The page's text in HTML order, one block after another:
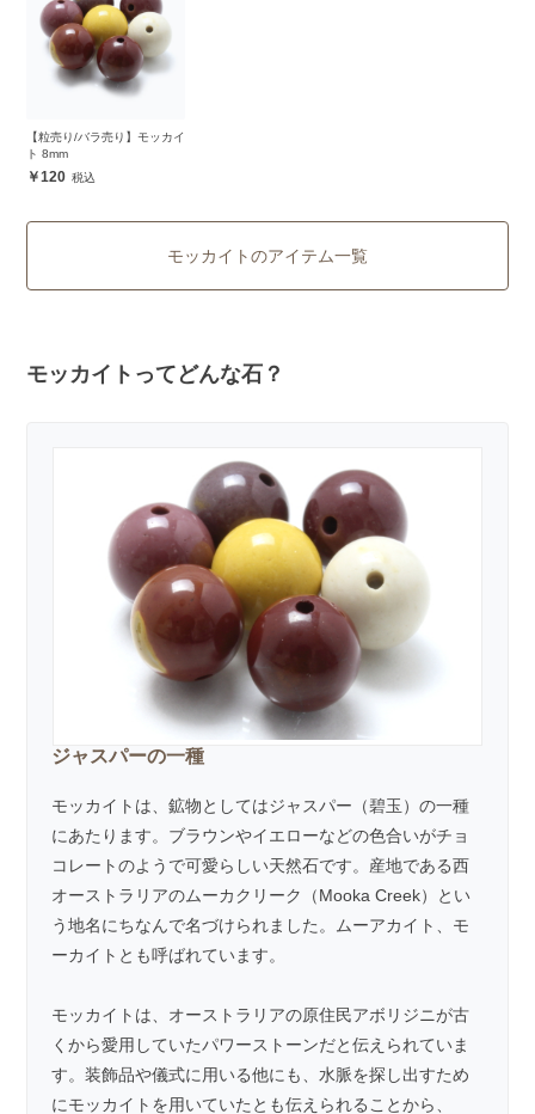
【粒売り/バラ売り】モッカイ
ト 8mm
120
モッカイトのアイテム一覧
モッカイトってどんな石？
ジャスパーの一種
モッカイトは、鉱物としてはジャスパー（碧玉）の一種
にあたります。ブラウンやイエローなどの色合いがチョ
コレートのようで可愛らしい天然石です。産地である西
オーストラリアのムーカクリーク（Mooka Creek）とい
う地名にちなんで名づけられました。ムーアカイト、モ
ーカイトとも呼ばれています。
モッカイトは、オーストラリアの原住民アボリジニが古
くから愛用していたパワーストーンだと伝えられていま
す。装飾品や儀式に用いる他にも、水脈を探し出すため
にモッカイトを用いていたとも伝えられることから、